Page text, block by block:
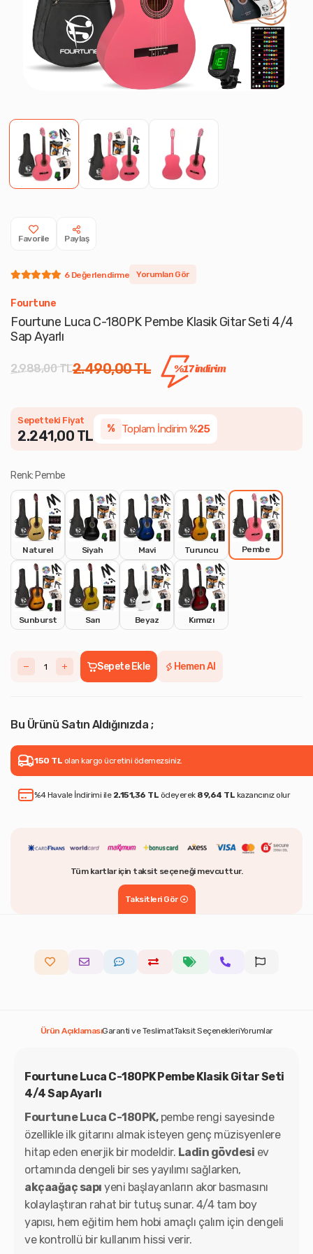
Favorile Paylaş
6 Değerlendirme Yorumları Gör
Fourtune
Fourtune Luca C-180PK Pembe Klasik Gitar Seti 4/4
Sap Ayarlı
2.988,00 TL2.490,00 TL %17 indirim
Sepetteki Fiyat
2.241,00 TL % Toplam İndirim%25
Renk: Pembe
Naturel Siyah Mavi Turuncu Pembe
Sunburst Sarı Beyaz Kırmızı
Sepete Ekle Hemen Al
Bu Ürünü Satın Aldığınızda ;
150 TL olan kargo ücretini ödemezsiniz.
%4 Havale İndirimi ile 2.151,36 TL ödeyerek 89,64 TL kazancınız olur
Tüm kartlar için taksit seçeneği mevcuttur.
Taksitleri Gör
Ürün AçıklamasıGaranti ve TeslimatTaksit SeçenekleriYorumlar
Fourtune Luca C-180PK Pembe Klasik Gitar Seti
4/4 Sap Ayarlı
Fourtune Luca C-180PK,pembe rengi sayesinde
özellikle ilk gitarını almak isteyen genç müzisyenlere
hitap eden enerjik bir modeldir. Ladin gövdesi ev
ortamında dengeli bir ses yayılımı sağlarken,
akçaağaç sapı yeni başlayanların akor basmasını
kolaylaştıran rahat bir tutuş sunar. 4/4 tam boy
yapısı, hem eğitim hem hobi amaçlı çalım için dengeli
ve kontrollü bir kullanım hissi verir.